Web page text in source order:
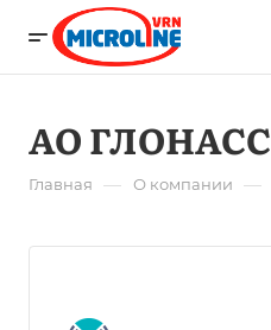
АО ГЛОНАСС
Главная — О компании —